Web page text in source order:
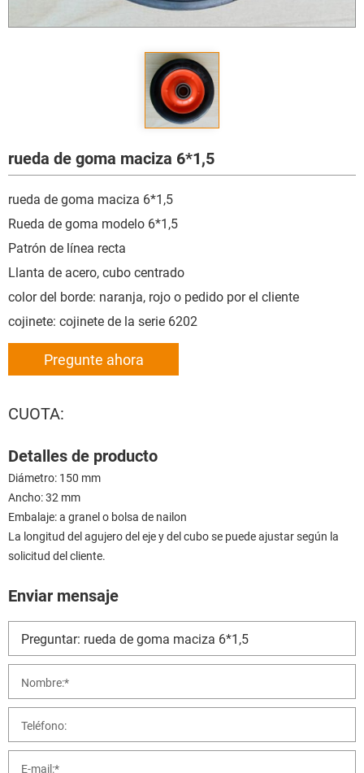
rueda de goma maciza 6*1,5
rueda de goma maciza 6*1,5
Rueda de goma modelo 6*1,5
Patrón de línea recta
Llanta de acero, cubo centrado
color del borde: naranja, rojo o pedido por el cliente
cojinete: cojinete de la serie 6202
Pregunte ahora
CUOTA:
Detalles de producto
Diámetro: 150 mm
Ancho: 32 mm
Embalaje: a granel o bolsa de nailon
La longitud del agujero del eje y del cubo se puede ajustar según la
solicitud del cliente.
Enviar mensaje